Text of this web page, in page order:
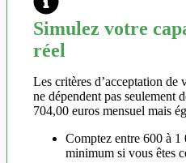
Simulez votre
réel
Les critères d’acceptation de
ne dépendent pas seulement
704,00 euros mensuel mais
Comptez entre 600 à 1
minimum si vous êtes